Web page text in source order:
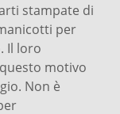
stampate di
per
Il loro
motivo
Non è